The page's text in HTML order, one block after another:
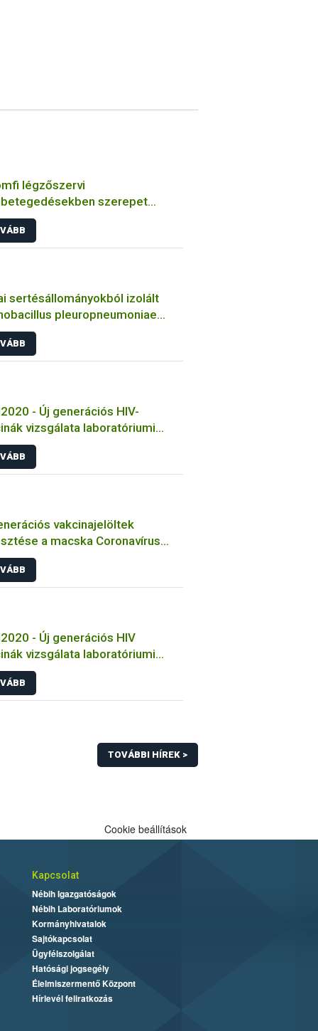
légzőszervi
szerepet
bakteriális kórokozók
sertésállományokból izolált
pleuropneumoniae
jellemzése
- Új generációs HIV-
vizsgálata laboratóriumi
vakcinajelöltek
a macska Coronavírus
ellen
- Új generációs HIV
vizsgálata laboratóriumi
TOVÁBBI HÍREK >
Cookie beállítások
Kapcsolat
Nébih Igazgatóságok
Nébih Laboratóriumok
Kormányhivatalok
Sajtókapcsolat
Ügyfélszolgálat
Hatósági jogsegély
Élelmiszermentő Központ
Hírlevél feliratkozás